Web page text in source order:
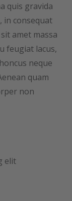
quis gravida
in consequat
amet massa
feugiat lacus,
neque
quam
non
elit